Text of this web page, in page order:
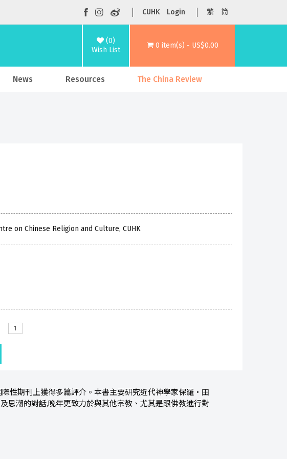
CUHK Login 繁 简
(0)
Wish List
0 item(s) - US$0.00
News Resources The China Review
on Chinese Religion and Culture, CUHK
性期刊上獲得多篇評介。本書主要研究近代神學家保羅‧田
思潮的對話,晚年更致力於與其他宗教、尤其是跟佛教進行對